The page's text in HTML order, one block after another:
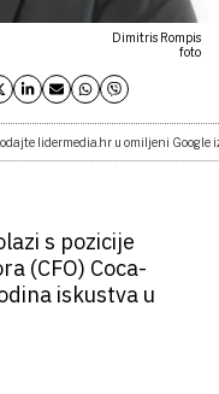
Dimitris Rompis
foto
lidermedia.hr u omiljeni Google
s pozicije
(CFO) Coca-
iskustva u